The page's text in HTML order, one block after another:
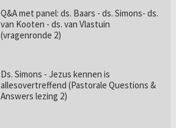
Q&A met panel: ds. Baars - ds. Simons- ds.
van Kooten - ds. van Vlastuin
(vragenronde 2)
Ds. Simons - Jezus kennen is
allesovertreffend (Pastorale Questions &
Answers lezing 2)